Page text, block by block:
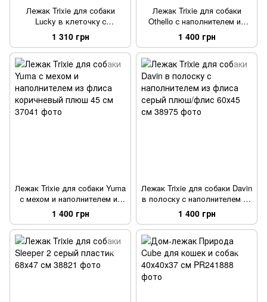
Лежак Trixie для собаки
Lucky в клеточку с
пенопластовой подкладкой
серый, хлопок/флис 65х55 см
1 310 грн
Лежак Trixie для собаки
Othello с наполнителем из
флиса коричневый плюш 60
см
1 400 грн
Лежак Trixie для собаки Yuma
с мехом и наполнителем из
флиса коричневый плюш 45
см
1 400 грн
Лежак Trixie для собаки Davin
в полоску с наполнителем из
флиса серый плюш/флис
60х45 см
1 400 грн